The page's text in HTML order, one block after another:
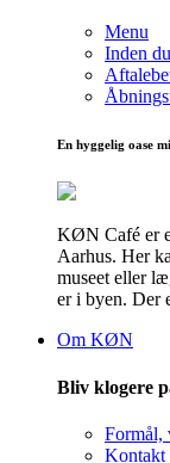
Menu
Inden
En hyggelig oase
KØN Café er
Aarhus. Her
museet eller
er i byen. Der
Om KØN
Bliv klogere
Formål,
Kontakt